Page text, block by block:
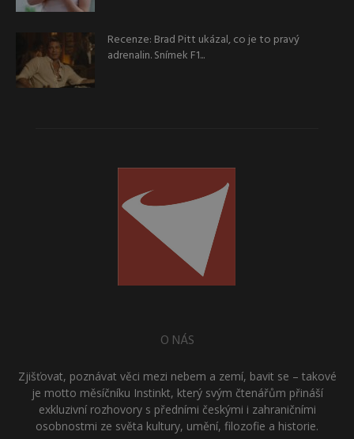
Recenze: Brad Pitt ukázal, co je to pravý
adrenalin. Snímek F1...
O NÁS
Zjišťovat, poznávat věci mezi nebem a zemí, bavit se – takové
je motto měsíčníku Instinkt, který svým čtenářům přináší
exkluzivní rozhovory s předními českými i zahraničními
osobnostmi ze světa kultury, umění, filozofie a historie.